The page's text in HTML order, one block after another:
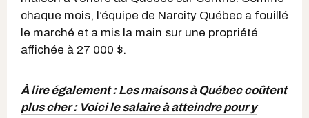
chaque mois, l’équipe de Narcity Québec a fouillé
le marché et a mis la main sur une propriété
affichée à 27 000 $.
À lire également :Les maisons à Québec coûtent
plus cher : Voici le salaire à atteindre pour y